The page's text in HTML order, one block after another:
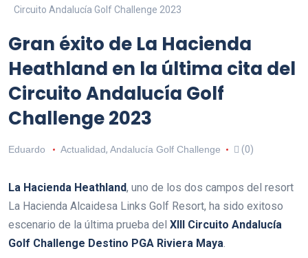
Circuito Andalucía Golf Challenge 2023
Gran éxito de La Hacienda
Heathland en la última cita del
Circuito Andalucía Golf
Challenge 2023
Eduardo Actualidad, Andalucía Golf Challenge (0)
La Hacienda Heathland, uno de los dos campos del resort
La Hacienda Alcaidesa Links Golf Resort, ha sido exitoso
escenario de la última prueba del XIII Circuito Andalucía
Golf Challenge Destino PGA Riviera Maya.